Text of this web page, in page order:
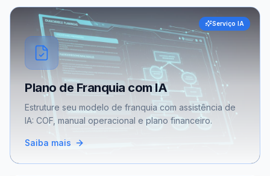
Serviço IA
Plano de Franquia com IA
Estruture seu modelo de franquia com assistência de
IA: COF, manual operacional e plano financeiro.
Saiba mais